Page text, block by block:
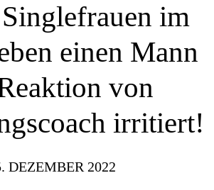
im
einen Mann
von
irritiert!
DEZEMBER 2022